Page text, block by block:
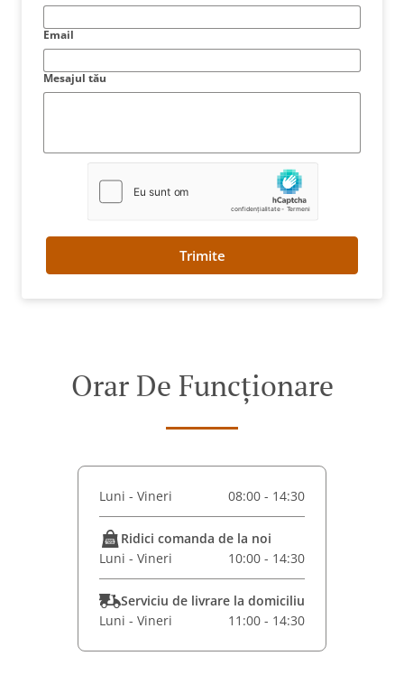
Email
Mesajul tău
Trimite
Orar De Funcționare
Luni - Vineri 08:00 - 14:30
Ridici comanda de la noi
Luni - Vineri
10:00 - 14:30
Serviciu de livrare la domiciliu
Luni - Vineri
11:00 - 14:30